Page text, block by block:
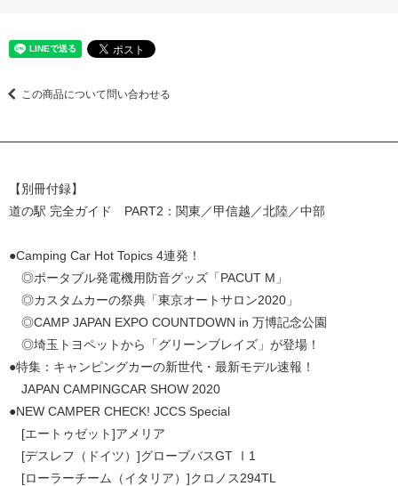
この商品について問い合わせる
【別冊付録】
道の駅 完全ガイド PART2：関東／甲信越／北陸／中部
●Camping Car Hot Topics 4連発！
◎ポータブル発電機用防音グッズ「PACUT M」
◎カスタムカーの祭典「東京オートサロン2020」
◎CAMP JAPAN EXPO COUNTDOWN in 万博記念公園
◎埼玉トヨペットから「グリーンブレイズ」が登場！
●特集：キャンピングカーの新世代・最新モデル速報！
JAPAN CAMPINGCAR SHOW 2020
●NEW CAMPER CHECK! JCCS Special
[エートゥゼット]アメリア
[デスレフ（ドイツ）]グローブバスGT Ⅰ1
[ローラーチーム（イタリア）]クロノス294TL